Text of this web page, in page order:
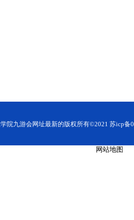
院九游会网址最新的版权所有©2021 苏icp备
网站地图